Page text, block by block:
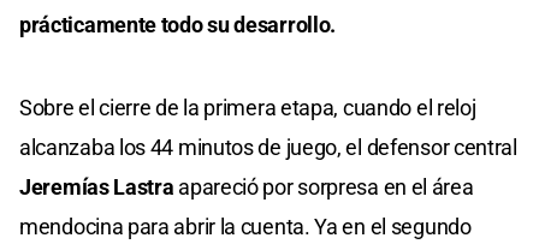
prácticamente todo su desarrollo.
Sobre el cierre de la primera etapa, cuando el reloj
alcanzaba los 44 minutos de juego, el defensor central
Jeremías Lastra apareció por sorpresa en el área
mendocina para abrir la cuenta. Ya en el segundo